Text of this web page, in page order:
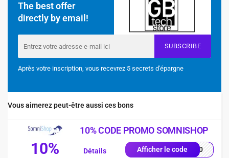
The best offer
directly by email!
SUBSCRIBE
Après votre inscription, vous recevrez 5 secrets d'épargne
Vous aimerez peut-être aussi ces bons
10%
10% CODE PROMO SOMNISHOP
Afficher le codep-10
Détails